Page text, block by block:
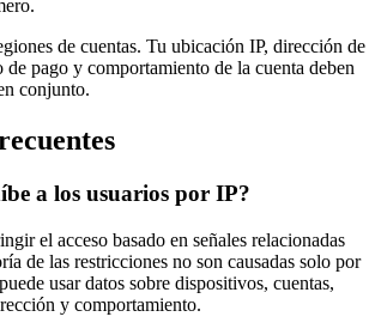
de cuentas. Tu ubicación IP, dirección de
de pago y comportamiento de la cuenta deben
conjunto.
a los usuarios por IP?
el acceso basado en señales relacionadas
de las restricciones no son causadas solo por
usar datos sobre dispositivos, cuentas,
y comportamiento.